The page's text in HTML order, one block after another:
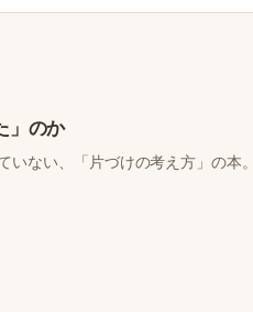
」のか
いない、「片づけの考え方」の本